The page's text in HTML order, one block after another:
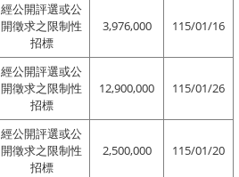
經公開評選或公
開徵求之限制性
招標
3,976,000 115/01/16
經公開評選或公
開徵求之限制性
招標
12,900,000 115/01/26
經公開評選或公
開徵求之限制性
招標
2,500,000 115/01/20